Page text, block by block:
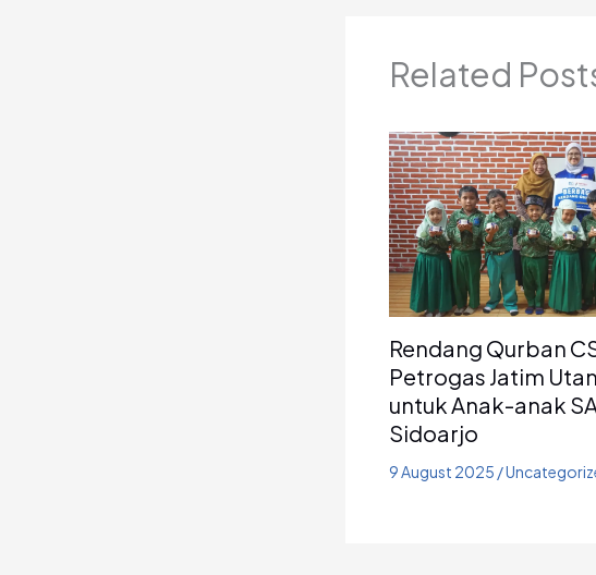
Related
Rendang Qurban
Petrogas Jatim
untuk Anak-anak
Sidoarjo
9 August 2025 /